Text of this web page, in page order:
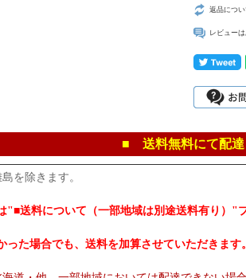
返品につ
レビュー
■ 送料無料にて配
を除きます。
"■送料について（一部地域は別途送料有り）"
た場合でも、送料を加算させていただきます